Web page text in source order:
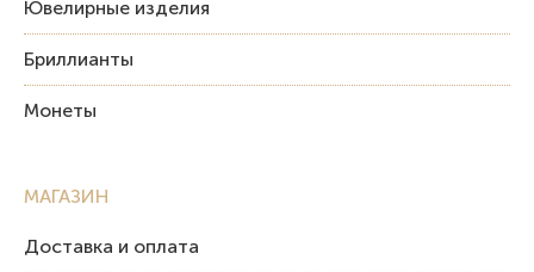
Ювелирные изделия
Бриллианты
Монеты
МАГАЗИН
Доставка и оплата